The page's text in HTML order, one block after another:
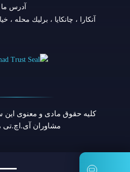
آدرس
آنكارا ، چانكايا ، برليك محله ، خيابان ٤٤ بلوك ٢٩
کلیه حقوق مادی و معنوی این
مشاوران آی.اچ.تی